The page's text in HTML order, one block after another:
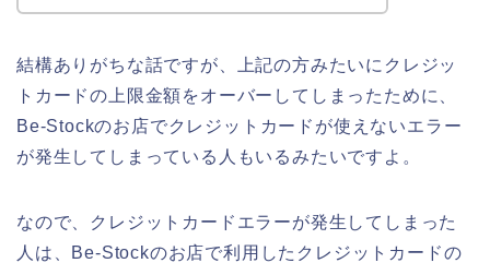
結構ありがちな話ですが、上記の方みたいにクレジッ
トカードの上限金額をオーバーしてしまったために、
Be-Stockのお店でクレジットカードが使えないエラー
が発生してしまっている人もいるみたいですよ。
なので、クレジットカードエラーが発生してしまった
人は、Be-Stockのお店で利用したクレジットカードの